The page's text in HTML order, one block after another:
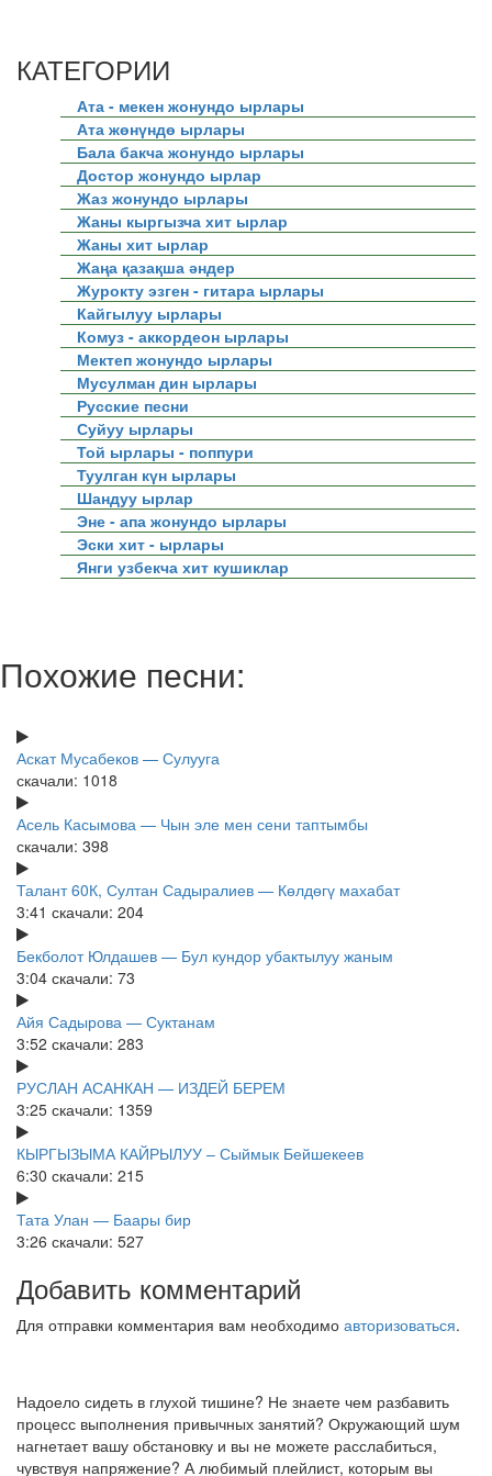
КАТЕГОРИИ
Ата - мекен жонундо ырлары
Ата жөнүндө ырлары
Бала бакча жонундо ырлары
Достор жонундо ырлар
Жаз жонундо ырлары
Жаны кыргызча хит ырлар
Жаны хит ырлар
Жаңа қазақша әндер
Журокту эзген - гитара ырлары
Кайгылуу ырлары
Комуз - аккордеон ырлары
Мектеп жонундо ырлары
Мусулман дин ырлары
Русские песни
Суйуу ырлары
Той ырлары - поппури
Туулган күн ырлары
Шандуу ырлар
Эне - апа жонундо ырлары
Эски хит - ырлары
Янги узбекча хит кушиклар
Похожие песни:
Аскат Мусабеков — Сулууга
скачали: 1018
Асель Касымова — Чын эле мен сени таптымбы
скачали: 398
Талант 60К, Султан Садыралиев — Көлдөгү махабат
3:41 скачали: 204
Бекболот Юлдашев — Бул кундор убактылуу жаным
3:04 скачали: 73
Айя Садырова — Суктанам
3:52 скачали: 283
РУСЛАН АСАНКАН — ИЗДЕЙ БЕРЕМ
3:25 скачали: 1359
КЫРГЫЗЫМА КАЙРЫЛУУ – Сыймык Бейшекеев
6:30 скачали: 215
Тата Улан — Баары бир
3:26 скачали: 527
Добавить комментарий
Для отправки комментария вам необходимо авторизоваться.
Надоело сидеть в глухой тишине? Не знаете чем разбавить
процесс выполнения привычных занятий? Окружающий шум
нагнетает вашу обстановку и вы не можете расслабиться,
чувствуя напряжение? А любимый плейлист, которым вы